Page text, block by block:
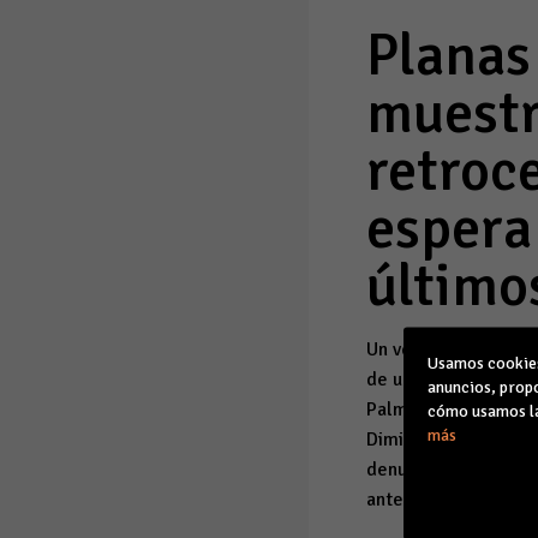
Un verano más la
de uno Mallorca' de
Palma con motivo
Dimitrova, Planas
denunciando
anteriores porque
Usamos
anuncios,
cómo usamos
más